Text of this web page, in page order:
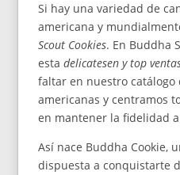
cantidad
Si hay una variedad de
americana y
Scout Cookies. En Buddha
estadelicatesen y top
faltar en nuestro catálogo
americanas y centramos
en mantener la fidelidad
Así nace Buddha Cookie,
dispuesta a conquistarte